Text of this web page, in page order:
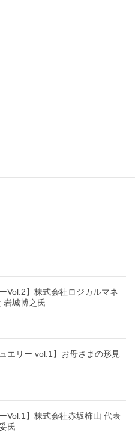
Vol.2】株式会社ロジカルマネ
岩城博之氏
エリー vol.1】お母さまの形見
Vol.1】株式会社赤坂柿山 代表
氏